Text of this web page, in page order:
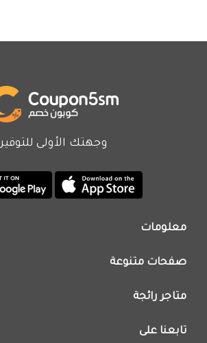
وجهتك الأولى للتوفير
معلومات
اتصل بنا
اعلن معنا
فريق عمل كوبون خصم
صفحات متنوعة
عروض اليوم
متاجر رائجة
كود خصم نمشي
تابعنا على